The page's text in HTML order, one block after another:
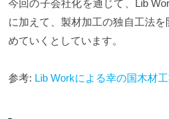
今回の子会社化を通じて、Lib
に加えて、製材加工の独自工法
めていくとしています。
参考: Lib Workによる幸の国木材